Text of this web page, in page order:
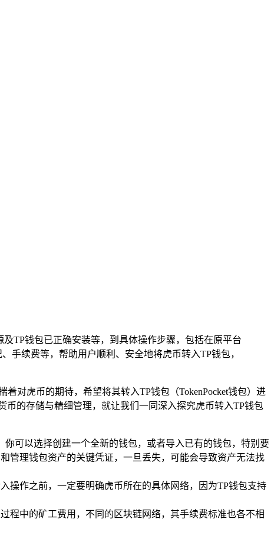
TP钱包已正确安装等，到具体操作步骤，包括在原平台
手续费等，帮助用户顺利、安全地将虎币转入TP钱包，
对虎币的期待，希望将其转入TP钱包（TokenPocket钱包）进
的存储与精细管理，就让我们一同深入探究虎币转入TP钱包
可以选择创建一个全新的钱包，或者导入已有的钱包，特别要
管理钱包资产的关键凭证，一旦丢失，可能会导致资产无法找
操作之前，一定要明确虎币所在的具体网络，因为TP钱包支持
程中的矿工费用，不同的区块链网络，其手续费标准也各不相